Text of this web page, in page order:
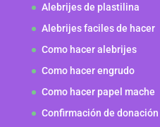
Alebrijes de plastilina
Alebrijes faciles de hacer
Como hacer alebrijes
Como hacer engrudo
Como hacer papel mache
Confirmación de donación